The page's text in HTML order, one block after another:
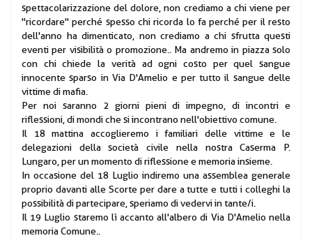
spettacolarizzazione del dolore, non crediamo a chi viene per
"ricordare" perché spesso chi ricorda lo fa perché per il resto
dell'anno ha dimenticato, non crediamo a chi sfrutta questi
eventi per visibilità o promozione.. Ma andremo in piazza solo
con chi chiede la verità ad ogni costo per quel sangue
innocente sparso in Via D'Amelio e per tutto il sangue delle
vittime di mafia.
Per noi saranno 2 giorni pieni di impegno, di incontri e
riflessioni, di mondi che si incontrano nell'obiettivo comune.
Il 18 mattina accoglieremo i familiari delle vittime e le
delegazioni della società civile nella nostra Caserma P.
Lungaro, per un momento di riflessione e memoria insieme.
In occasione del 18 Luglio indiremo una assemblea generale
proprio davanti alle Scorte per dare a tutte e tutti i colleghi la
possibilità di partecipare, speriamo di vedervi in tante/i.
Il 19 Luglio staremo lì accanto all'albero di Via D'Amelio nella
memoria Comune..